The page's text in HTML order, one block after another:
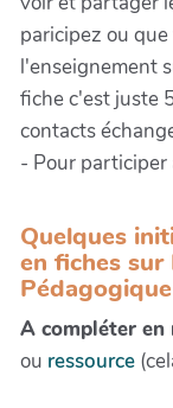
paricipez ou
l'enseignement
fiche c'est juste
contacts
- Pour
Quelques
en fiches sur
Pédagogique
A compléter
ou ressource